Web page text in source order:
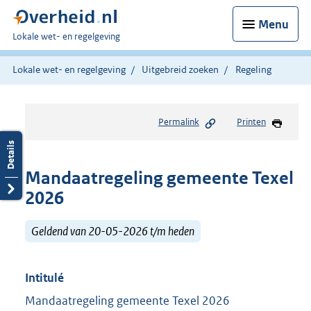
Menu
U
bent
hier:
Lokale wet- en regelgeving
Lokale wet- en regelgeving Uitgebreid zoeken Regeling
Permalink Printen
Mandaatregeling gemeente Texel
2026
Geldend van 20-05-2026 t/m heden
Intitulé
Mandaatregeling gemeente Texel 2026